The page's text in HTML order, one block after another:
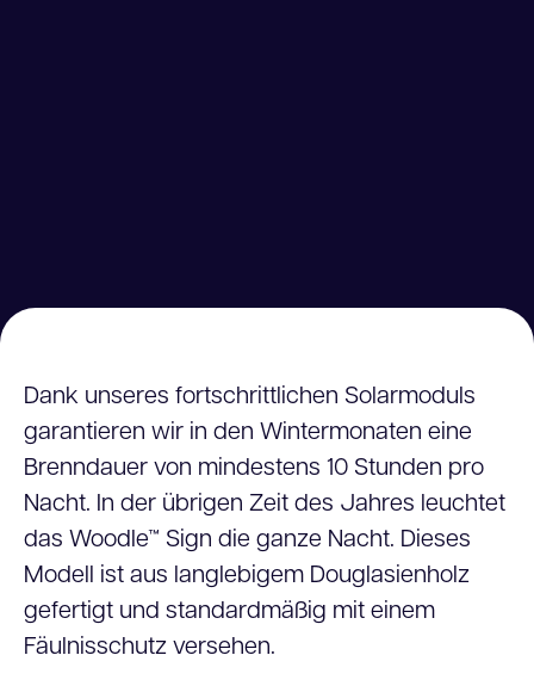
Dank unseres fortschrittlichen Solarmoduls
garantieren wir in den Wintermonaten eine
Brenndauer von mindestens 10 Stunden pro
Nacht. In der übrigen Zeit des Jahres leuchtet
das Woodle™ Sign die ganze Nacht. Dieses
Modell ist aus langlebigem Douglasienholz
gefertigt und standardmäßig mit einem
Fäulnisschutz versehen.